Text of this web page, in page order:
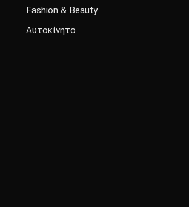
Fashion & Beauty
Αυτοκίνητο